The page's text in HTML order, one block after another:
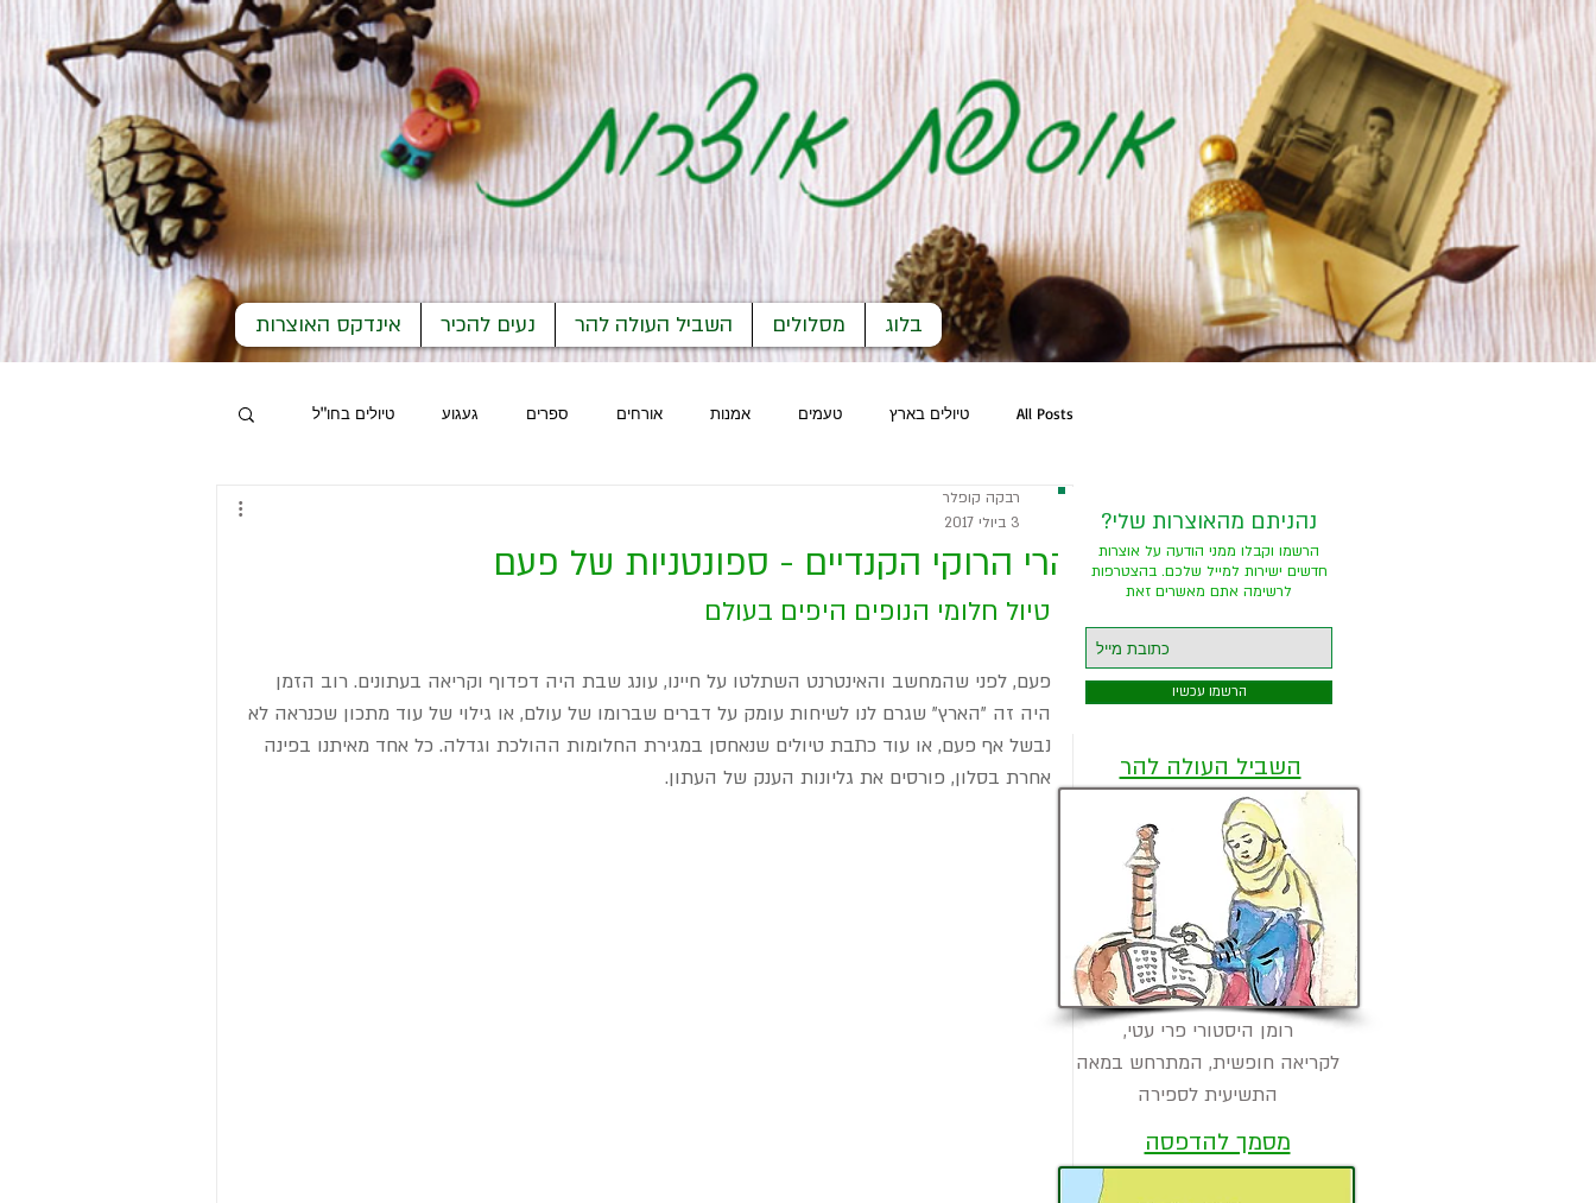
אינדקס האוצרות נעים להכיר השביל העולה להר מסלולים בלוג
All Posts טיולים בארץ טעמים אמנות אורחים ספרים געגוע טיולים בחו"ל
הרי הרוקי הקנדיים - ספונטניות של פעם
רבקה קופלר
3 ביולי 2017
טיול חלומי הנופים היפים בעולם
פעם, לפני שהמחשב והאינטרנט השתלטו על חיינו, עונג שבת היה דפדוף וקריאה בעתונים. רוב הזמן
היה זה "הארץ" שגרם לנו לשיחות עומק על דברים שברומו של עולם, או גילוי של עוד מתכון שכנראה לא
נבשל אף פעם, או עוד כתבת טיולים שנאחסן במגירת החלומות ההולכת וגדלה. כל אחד מאיתנו בפינה
אחרת בסלון, פורסים את גליונות הענק של העתון.
?נהניתם מהאוצרות שלי
הרשמו וקבלו ממני הודעה על אוצרות
חדשים ישירות למייל שלכם. בהצטרפות
לרשימה אתם מאשרים זאת
הרשמו עכשיו
השביל העולה להר
רומן היסטורי פרי עטי,
לקריאה חופשית, המתרחש במאה
התשיעית לספירה
מסמך להדפסה